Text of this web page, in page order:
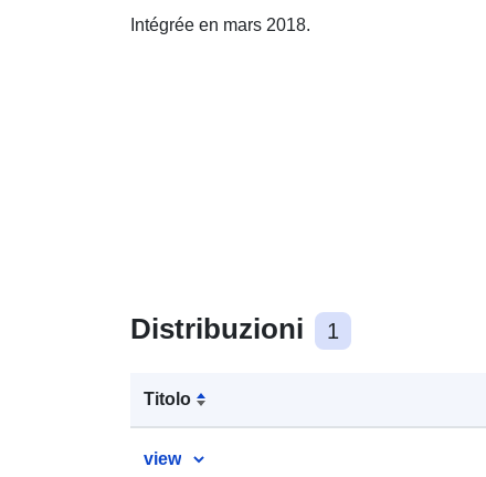
Intégrée en mars 2018.
Distribuzioni 1
Titolo
view